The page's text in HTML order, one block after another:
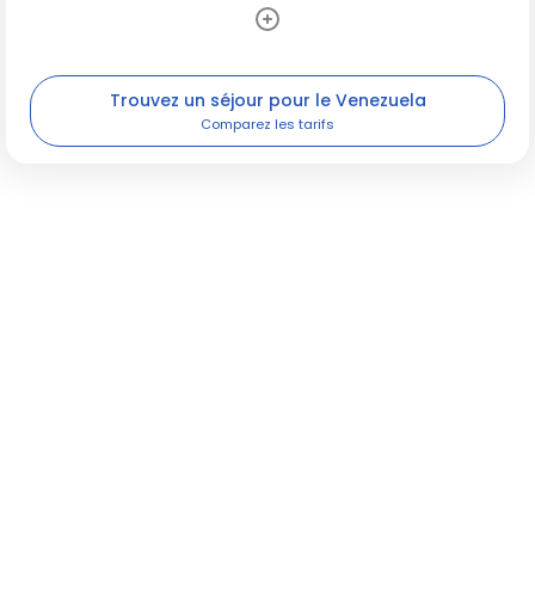
Trouvez un séjour pour le Venezuela